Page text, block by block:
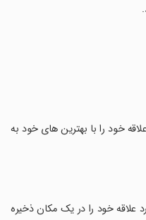
خود را با بهترین های خود به
علاقه خود را در یک مکان ذخیره